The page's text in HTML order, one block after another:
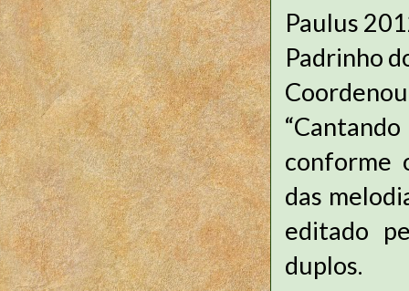
Paulus
Padrinho
conforme
das
editado
duplos.